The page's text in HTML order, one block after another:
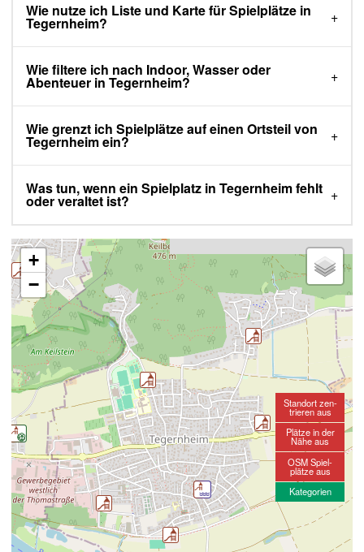
Wie nutze ich Liste und Karte für Spielplätze in
Tegernheim?
Wie filtere ich nach Indoor, Wasser oder
Abenteuer in Tegernheim?
Wie grenzt ich Spielplätze auf einen Ortsteil von
Tegernheim ein?
Was tun, wenn ein Spielplatz in Tegernheim fehlt
oder veraltet ist?
+
−
Standort zen-
trieren aus
Plätze in der
Nähe aus
OSM Spiel-
plätze aus
Kategorien